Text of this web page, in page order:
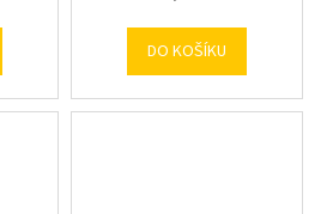
DO KOŠÍKU